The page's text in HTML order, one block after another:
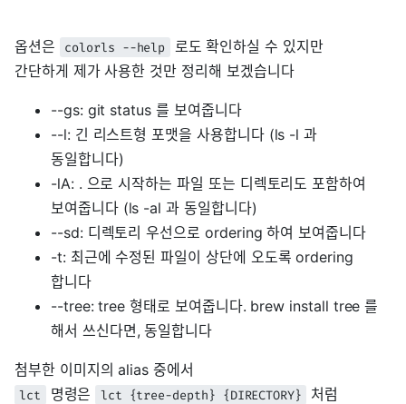
옵션은 colorls --help
로도 확인하실 수 있지만
간단하게 제가 사용한 것만 정리해 보겠습니다
--gs: git status 를 보여줍니다
--l: 긴 리스트형 포맷을 사용합니다 (ls -l 과
동일합니다)
-lA: . 으로 시작하는 파일 또는 디렉토리도 포함하여
보여줍니다 (ls -al 과 동일합니다)
--sd: 디렉토리 우선으로 ordering 하여 보여줍니다
-t: 최근에 수정된 파일이 상단에 오도록 ordering
합니다
--tree: tree 형태로 보여줍니다. brew install tree 를
해서 쓰신다면, 동일합니다
첨부한 이미지의 alias 중에서
lct 명령은 lct {tree-depth} {DIRECTORY}
처럼